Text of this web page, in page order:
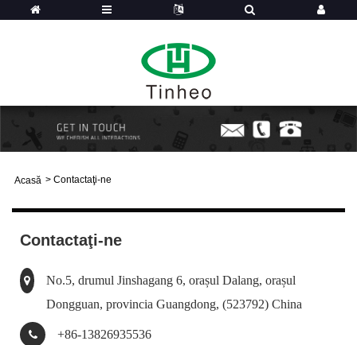
Acasă > Contactaţi-ne
Contactaţi-ne
No.5, drumul Jinshagang 6, orașul Dalang, orașul
Dongguan, provincia Guangdong, (523792) China
+86-13826935536